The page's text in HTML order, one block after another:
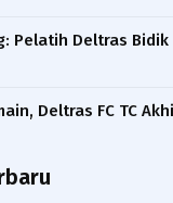
Pelatih Deltras Bidik
Deltras FC TC